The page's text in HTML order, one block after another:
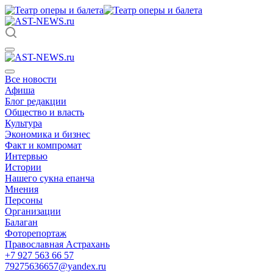
Все новости
Афиша
Блог редакции
Общество и власть
Культура
Экономика и бизнес
Факт и компромат
Интервью
Истории
Нашего сукна епанча
Мнения
Персоны
Организации
Балаган
Фоторепортаж
Православная Астрахань
+7 927 563 66 57
79275636657@yandex.ru